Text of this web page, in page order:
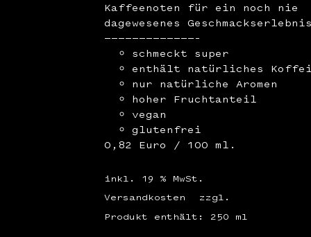
Kaffeenoten für ein noch nie
dagewesenes
—————————————–
schmeckt super
enthält natürliches
nur natürliche Aromen
hoher Fruchtanteil
vegan
glutenfrei
0,82 Euro / 100 ml.
inkl. 19 % MwSt.
zzgl.
Versandkosten
Produkt enthält: 250 ml